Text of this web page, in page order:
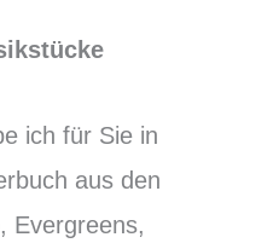
ich für Sie in
aus den
Evergreens,